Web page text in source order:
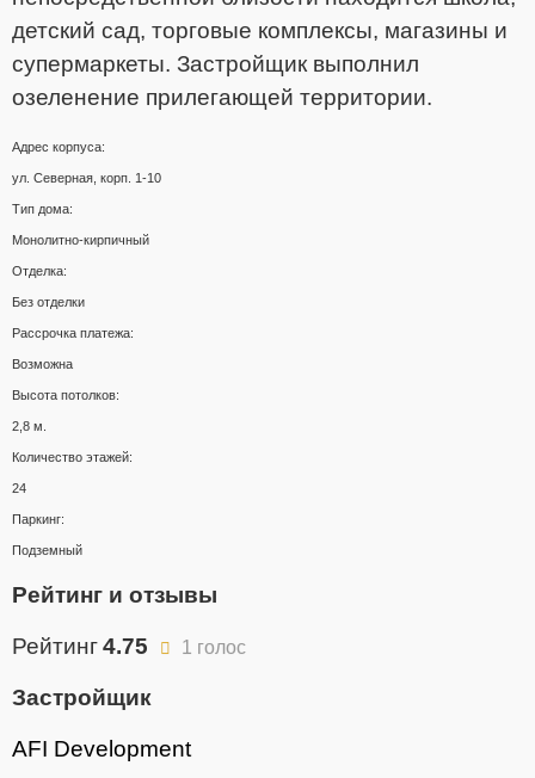
детский сад, торговые комплексы, магазины и
супермаркеты. Застройщик выполнил
озеленение прилегающей территории.
Адрес корпуса:
ул. Северная, корп. 1-10
Тип дома:
Монолитно-кирпичный
Отделка:
Без отделки
Рассрочка платежа:
Возможна
Высота потолков:
2,8 м.
Количество этажей:
24
Паркинг:
Подземный
Рейтинг и отзывы
Рейтинг4.75 1 голос
Застройщик
AFI Development